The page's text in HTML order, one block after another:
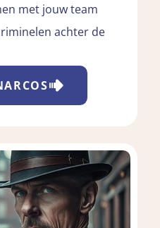
met jouw team
achter de